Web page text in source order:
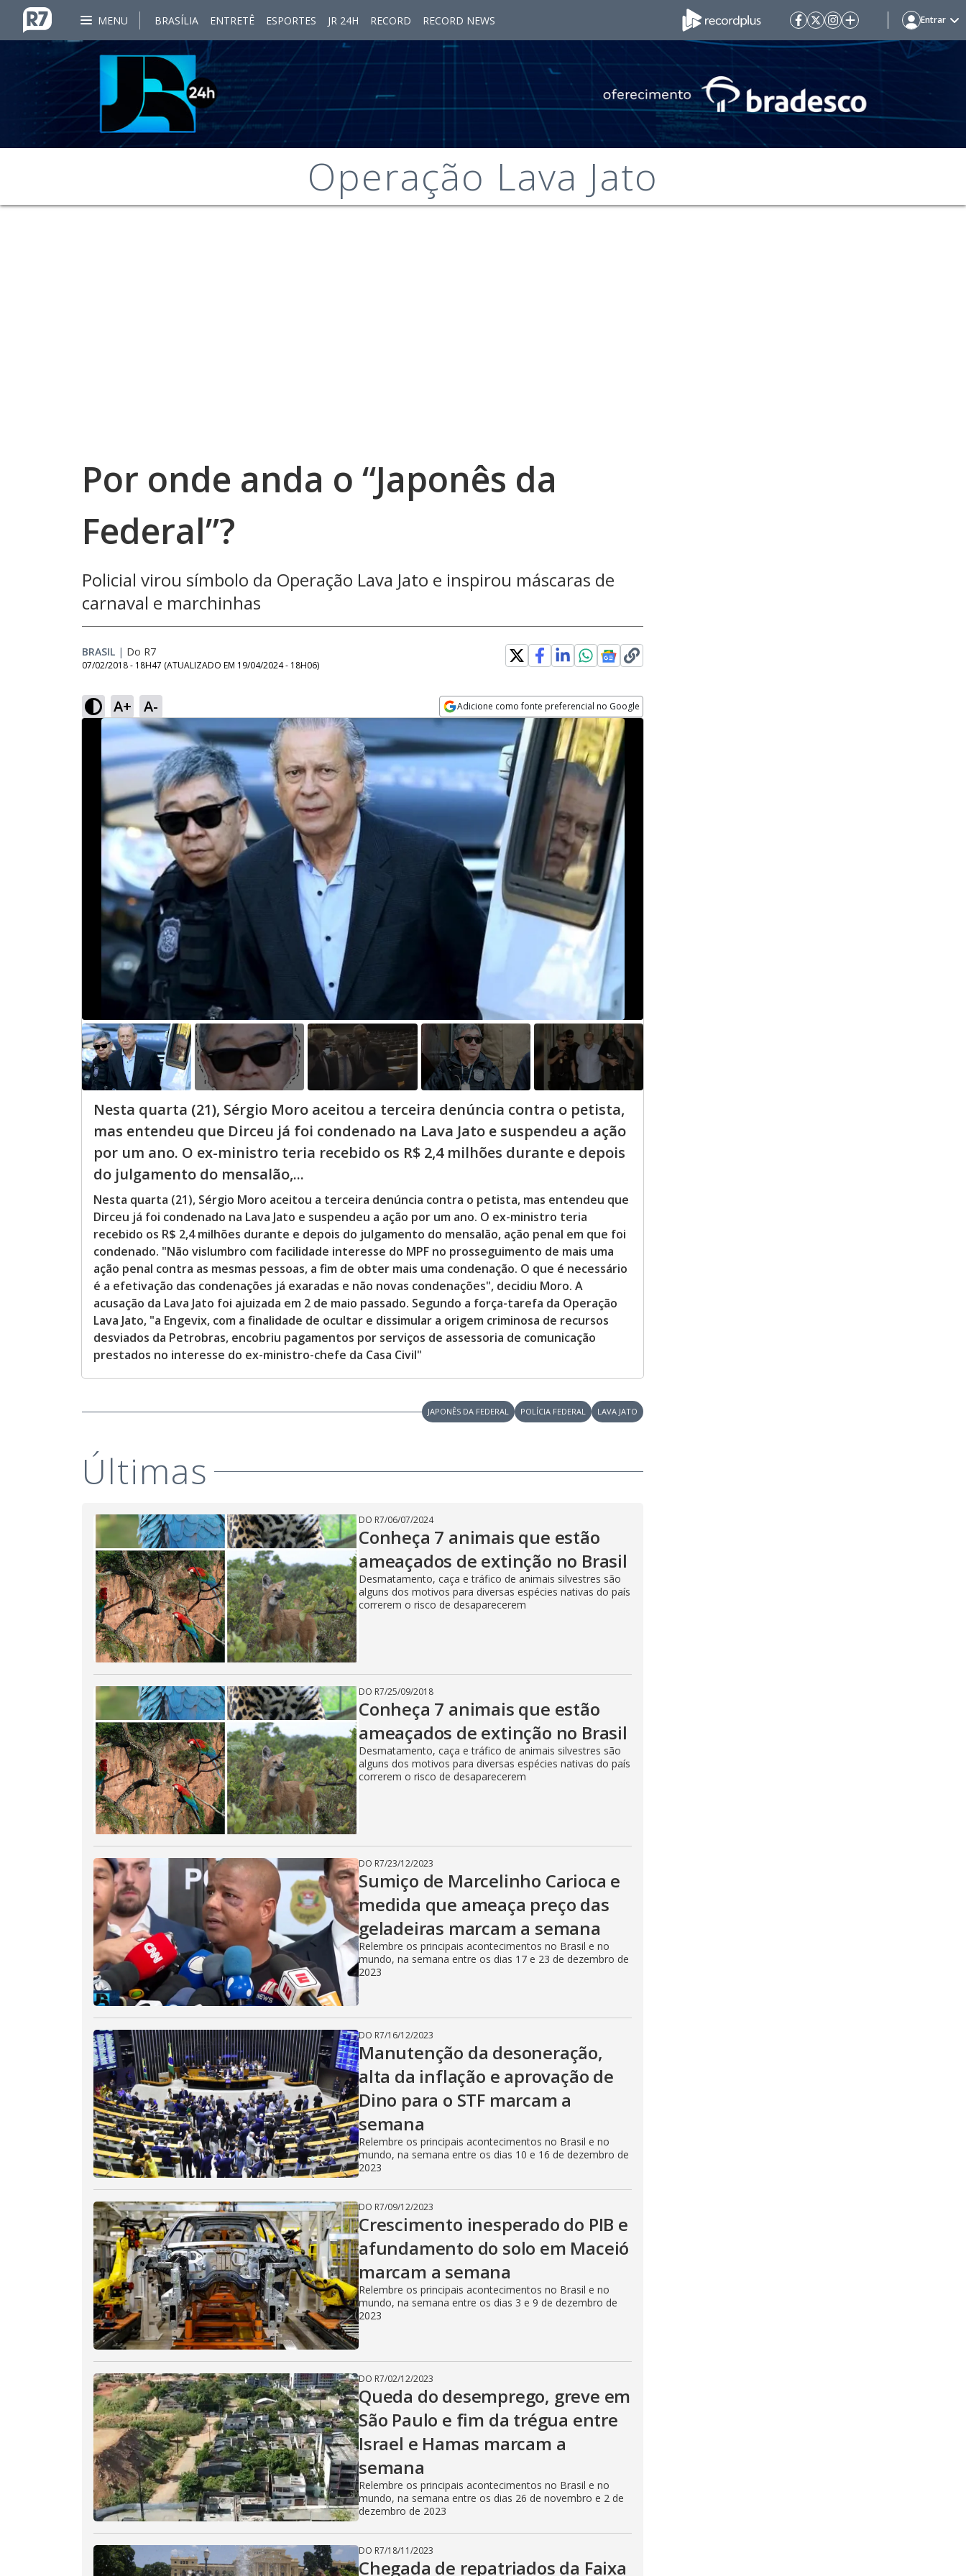
MENU BRASÍLIA ENTRETÊ ESPORTES JR 24H RECORD RECORD NEWS Entrar
Operação Lava Jato
Por onde anda o “Japonês da
Federal”?
Policial virou símbolo da Operação Lava Jato e inspirou máscaras de
carnaval e marchinhas
BRASIL | Do R7
07/02/2018 - 18H47 (ATUALIZADO EM 19/04/2024 - 18H06)
A+ A- Adicione como fonte preferencial no Google
Opens in new window
Nesta quarta (21), Sérgio Moro aceitou a terceira denúncia contra o petista,
mas entendeu que Dirceu já foi condenado na Lava Jato e suspendeu a ação
por um ano. O ex-ministro teria recebido os R$ 2,4 milhões durante e depois
do julgamento do mensalão,...
Nesta quarta (21), Sérgio Moro aceitou a terceira denúncia contra o petista, mas entendeu que
Dirceu já foi condenado na Lava Jato e suspendeu a ação por um ano. O ex-ministro teria
recebido os R$ 2,4 milhões durante e depois do julgamento do mensalão, ação penal em que foi
condenado. "Não vislumbro com facilidade interesse do MPF no prosseguimento de mais uma
ação penal contra as mesmas pessoas, a fim de obter mais uma condenação. O que é necessário
é a efetivação das condenações já exaradas e não novas condenações", decidiu Moro. A
acusação da Lava Jato foi ajuizada em 2 de maio passado. Segundo a força-tarefa da Operação
Lava Jato, "a Engevix, com a finalidade de ocultar e dissimular a origem criminosa de recursos
desviados da Petrobras, encobriu pagamentos por serviços de assessoria de comunicação
prestados no interesse do ex-ministro-chefe da Casa Civil"
JAPONÊS DA FEDERAL POLÍCIA FEDERAL LAVA JATO
Últimas
DO R7/06/07/2024
Conheça 7 animais que estão
ameaçados de extinção no Brasil
Desmatamento, caça e tráfico de animais silvestres são
alguns dos motivos para diversas espécies nativas do país
correrem o risco de desaparecerem
DO R7/25/09/2018
Conheça 7 animais que estão
ameaçados de extinção no Brasil
Desmatamento, caça e tráfico de animais silvestres são
alguns dos motivos para diversas espécies nativas do país
correrem o risco de desaparecerem
DO R7/23/12/2023
Sumiço de Marcelinho Carioca e
medida que ameaça preço das
geladeiras marcam a semana
Relembre os principais acontecimentos no Brasil e no
mundo, na semana entre os dias 17 e 23 de dezembro de
2023
DO R7/16/12/2023
Manutenção da desoneração,
alta da inflação e aprovação de
Dino para o STF marcam a
semana
Relembre os principais acontecimentos no Brasil e no
mundo, na semana entre os dias 10 e 16 de dezembro de
2023
DO R7/09/12/2023
Crescimento inesperado do PIB e
afundamento do solo em Maceió
marcam a semana
Relembre os principais acontecimentos no Brasil e no
mundo, na semana entre os dias 3 e 9 de dezembro de
2023
DO R7/02/12/2023
Queda do desemprego, greve em
São Paulo e fim da trégua entre
Israel e Hamas marcam a
semana
Relembre os principais acontecimentos no Brasil e no
mundo, na semana entre os dias 26 de novembro e 2 de
dezembro de 2023
DO R7/18/11/2023
Chegada de repatriados da Faixa